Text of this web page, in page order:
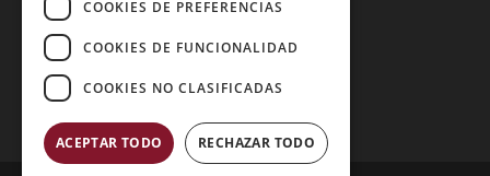
COOKIES DE PREFERENCIAS
COOKIES DE FUNCIONALIDAD
COOKIES NO CLASIFICADAS
ACEPTAR TODO RECHAZAR TODO